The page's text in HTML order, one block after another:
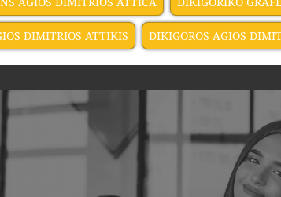
DIMITRIOS ATTIKIS DIKIGOROS AGIOS